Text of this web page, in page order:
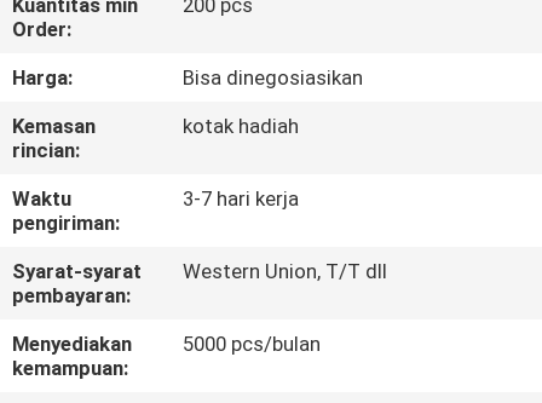
KONTROL
KUALITAS
BERITA
KASUS
PERMINTAAN
PENAWARAN
Kuantitas min
Order:
200 pcs
Harga:
Bisa dinegosiasikan
Kemasan
rincian:
kotak hadiah
Waktu
pengiriman:
3-7 hari kerja
Syarat-syarat
pembayaran:
Western Union, T/T dll
Menyediakan
kemampuan:
5000 pcs/bulan